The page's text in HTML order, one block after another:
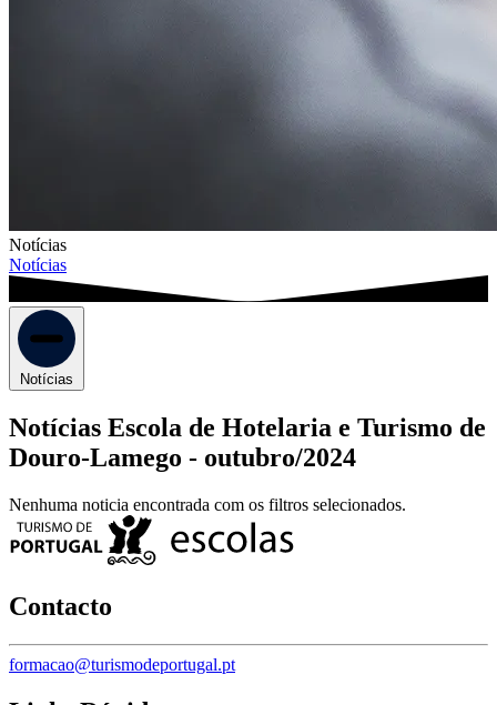
Notícias
Notícias
Notícias
Notícias Escola de Hotelaria e Turismo de
Douro-Lamego - outubro/2024
Nenhuma noticia encontrada com os filtros selecionados.
Contacto
formacao@turismodeportugal.pt